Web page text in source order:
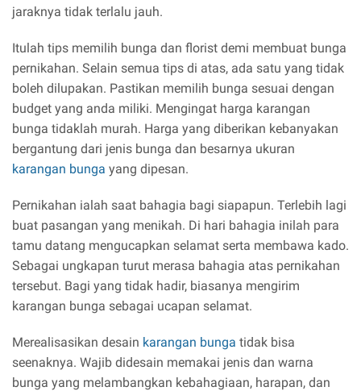
jaraknya tidak terlalu jauh.
Itulah tips memilih bunga dan florist demi membuat bunga
pernikahan. Selain semua tips di atas, ada satu yang tidak
boleh dilupakan. Pastikan memilih bunga sesuai dengan
budget yang anda miliki. Mengingat harga karangan
bunga tidaklah murah. Harga yang diberikan kebanyakan
bergantung dari jenis bunga dan besarnya ukuran
karangan bunga yang dipesan.
Pernikahan ialah saat bahagia bagi siapapun. Terlebih lagi
buat pasangan yang menikah. Di hari bahagia inilah para
tamu datang mengucapkan selamat serta membawa kado.
Sebagai ungkapan turut merasa bahagia atas pernikahan
tersebut. Bagi yang tidak hadir, biasanya mengirim
karangan bunga sebagai ucapan selamat.
Merealisasikan desain karangan bunga tidak bisa
seenaknya. Wajib didesain memakai jenis dan warna
bunga yang melambangkan kebahagiaan, harapan, dan